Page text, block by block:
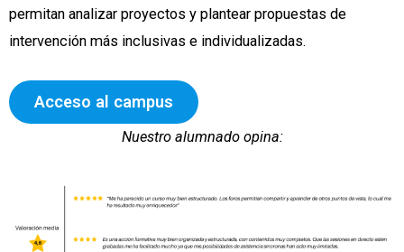
permitan analizar proyectos y plantear propuestas de
intervención más inclusivas e individualizadas.
Acceso al campus
Nuestro alumnado opina: